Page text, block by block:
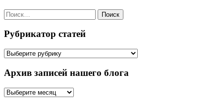
Найти:
Рубрикатор статей
Рубрикатор
Архив записей нашего блога
Архив